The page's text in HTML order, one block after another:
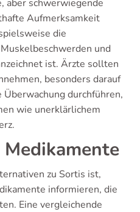
aber schwerwiegende
Aufmerksamkeit
die
und
ist. Ärzte sollten
besonders darauf
durchführen,
wie unerklärlichem
zu Sortis ist,
informieren, die
Eine vergleichende